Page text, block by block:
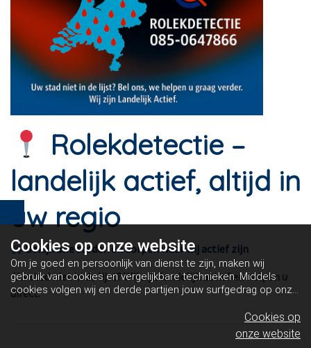
Rolekdetectie –
landelijk actief, altijd in
uw regio
Bekijk alle steden en dorpen waar wij actief zijn
Uw stad niet in de lijst? Wij zijn landelijk actief en helpen u
direct.
Cookies oponze website
Om je goed en persoonlijk van dienst te zijn, maken wij
gebruik van cookies en vergelijkbare technieken. Middels
cookies volgen wij en derde partijen jouw surfgedrag op onze
en dit maakt het voor jou mogelijk om informatie te delen via
Cookies op
onze website